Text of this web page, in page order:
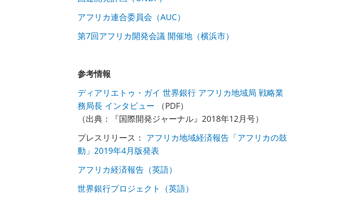
アフリカ連合委員会（AUC）
第7回アフリカ開発会議 開催地（横浜市）
参考情報
ディアリエトゥ・ガイ 世界銀行 アフリカ地域局 戦略業
務局長 インタビュー （PDF）
（出典：『国際開発ジャーナル』2018年12月号）
プレスリリース： アフリカ地域経済報告「アフリカの鼓
動」2019年4月版発表
アフリカ経済報告（英語）
世界銀行プロジェクト（英語）